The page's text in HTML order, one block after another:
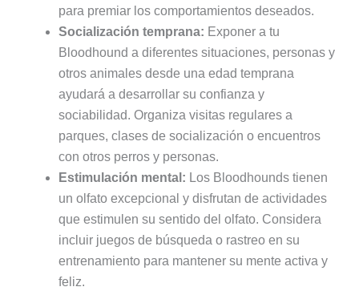
para premiar los comportamientos deseados.
Socialización temprana: Exponer a tu
Bloodhound a diferentes situaciones, personas y
otros animales desde una edad temprana
ayudará a desarrollar su confianza y
sociabilidad. Organiza visitas regulares a
parques, clases de socialización o encuentros
con otros perros y personas.
Estimulación mental: Los Bloodhounds tienen
un olfato excepcional y disfrutan de actividades
que estimulen su sentido del olfato. Considera
incluir juegos de búsqueda o rastreo en su
entrenamiento para mantener su mente activa y
feliz.